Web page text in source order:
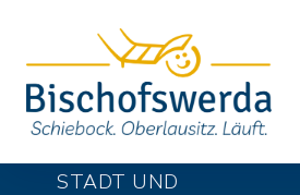
STADT UND